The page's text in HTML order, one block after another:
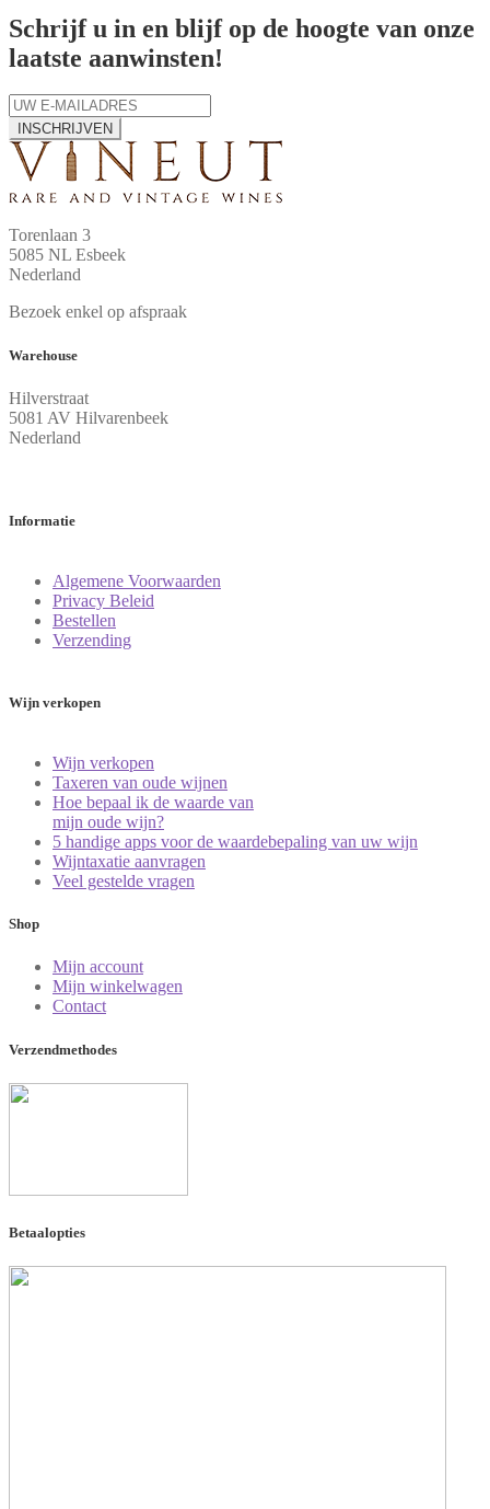
Schrijf u in en blijf op de hoogte van onze
laatste aanwinsten!
INSCHRIJVEN
Torenlaan 3
5085 NL Esbeek
Nederland
Bezoek enkel op afspraak
Warehouse
Hilverstraat
5081 AV Hilvarenbeek
Nederland
Informatie
Algemene Voorwaarden
Privacy Beleid
Bestellen
Verzending
Wijn verkopen
Wijn verkopen
Taxeren van oude wijnen
Hoe bepaal ik de waarde van
mijn oude wijn?
5 handige apps voor de waardebepaling van uw wijn
Wijntaxatie aanvragen
Veel gestelde vragen
Shop
Mijn account
Mijn winkelwagen
Contact
Verzendmethodes
Betaalopties